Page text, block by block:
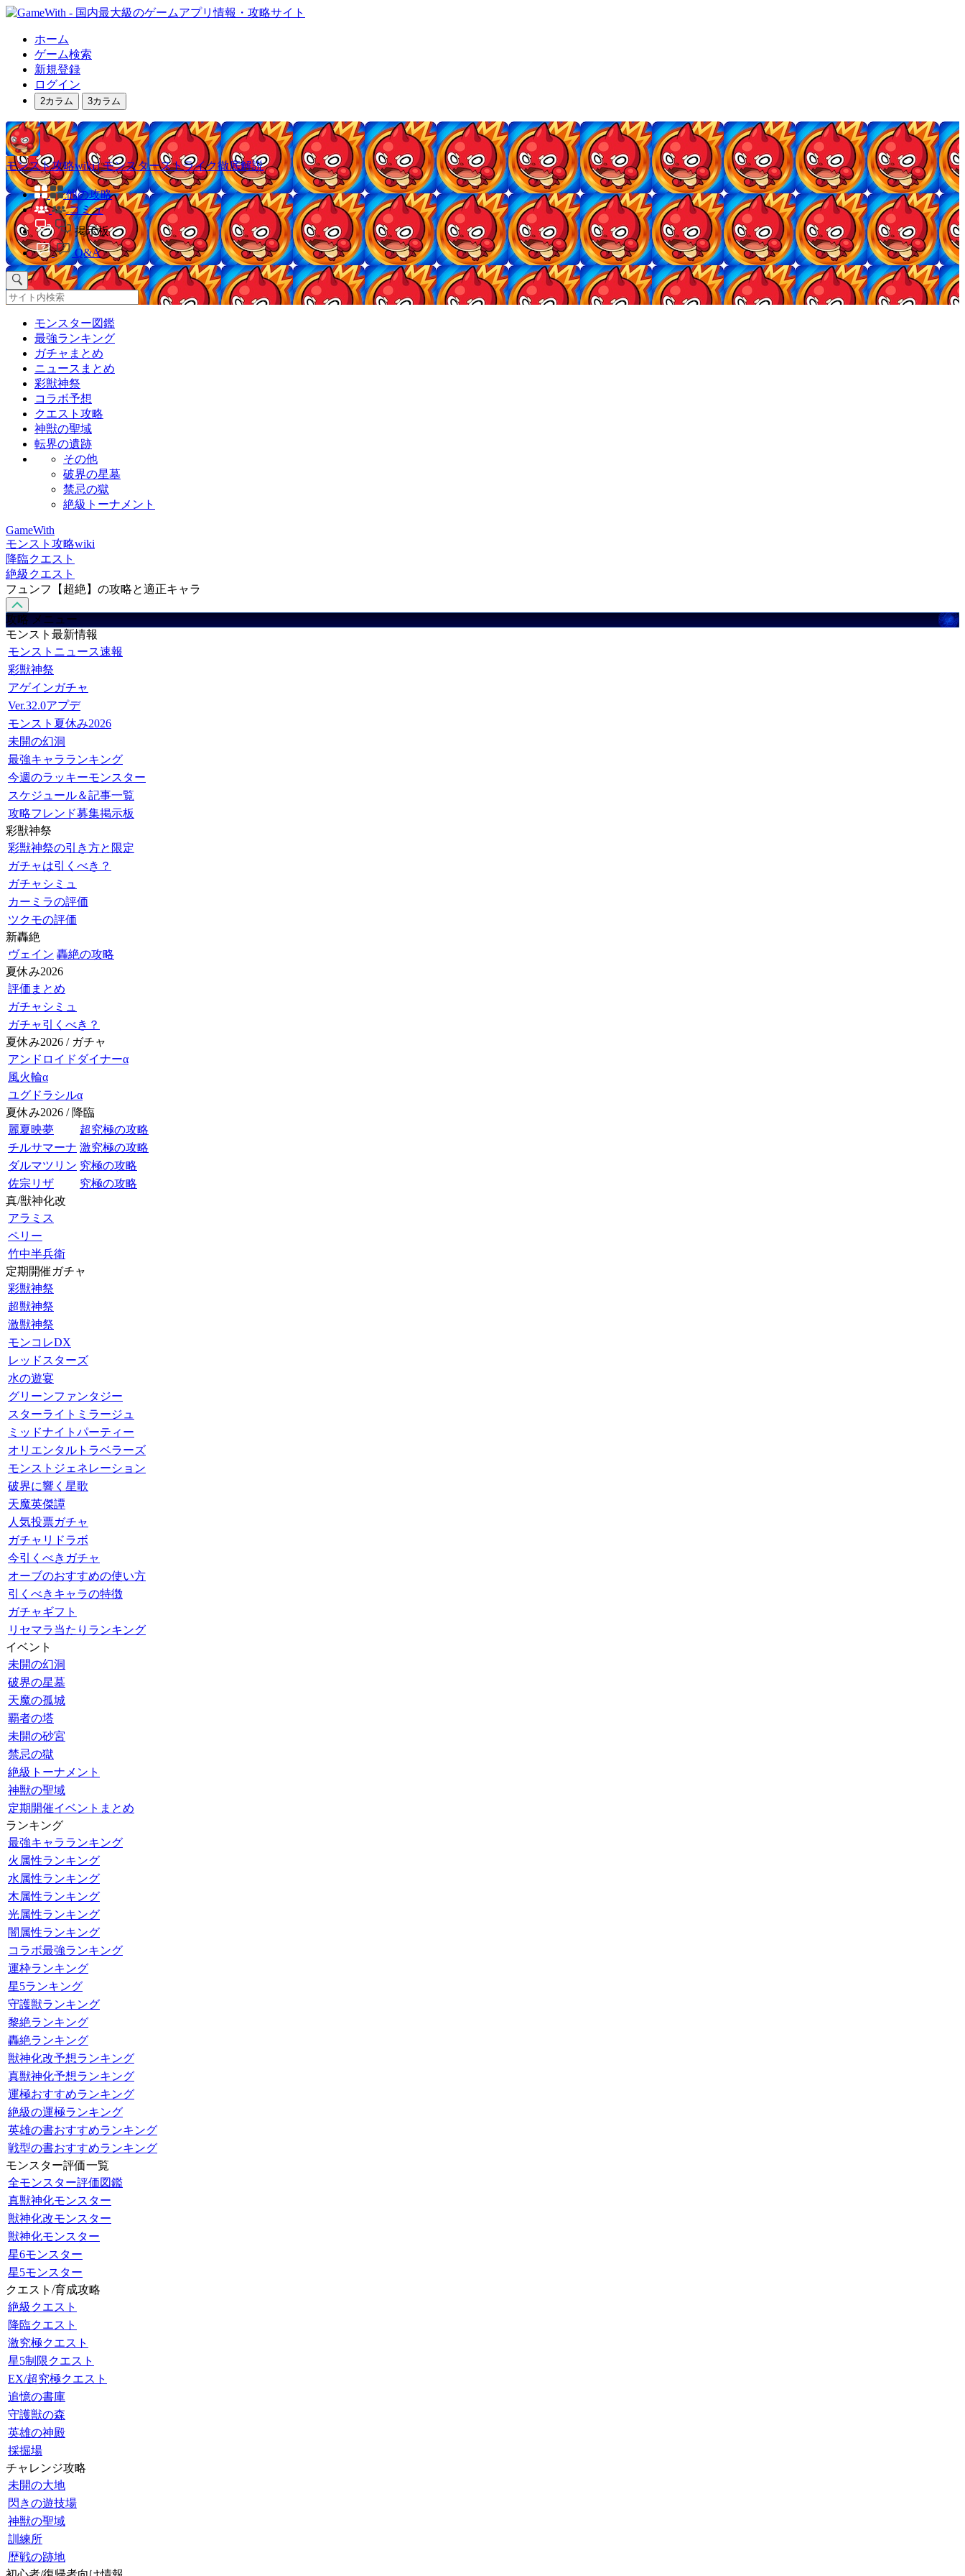
ホーム
ゲーム検索
新規登録
ログイン
2カラム 3カラム
モンスト攻略wiki | モンスターストライク徹底解説
他の攻略
コミュ
掲示板
Q&A
モンスター図鑑
最強ランキング
ガチャまとめ
ニュースまとめ
彩獣神祭
コラボ予想
クエスト攻略
神獣の聖域
転界の遺跡
その他
破界の星墓
禁忌の獄
絶級トーナメント
GameWith
モンスト攻略wiki
降臨クエスト
絶級クエスト
フュンフ【超絶】の攻略と適正キャラ
攻略 メニュー
モンスト最新情報
モンストニュース速報
彩獣神祭
アゲインガチャ
Ver.32.0アプデ
モンスト夏休み2026
未開の幻洞
最強キャラランキング
今週のラッキーモンスター
スケジュール＆記事一覧
攻略フレンド募集掲示板
彩獣神祭
彩獣神祭の引き方と限定
ガチャは引くべき？
ガチャシミュ
カーミラの評価
ツクモの評価
新轟絶
ヴェイン 轟絶の攻略
夏休み2026
評価まとめ
ガチャシミュ
ガチャ引くべき？
夏休み2026 / ガチャ
アンドロイドダイナーα
風火輪α
ユグドラシルα
夏休み2026 / 降臨
麗夏映夢
超究極の攻略
チルサマーナ 激究極の攻略
ダルマツリン 究極の攻略
佐宗リザ
究極の攻略
真/獣神化改
アラミス
ペリー
竹中半兵衛
定期開催ガチャ
彩獣神祭
超獣神祭
激獣神祭
モンコレDX
レッドスターズ
水の遊宴
グリーンファンタジー
スターライトミラージュ
ミッドナイトパーティー
オリエンタルトラベラーズ
モンストジェネレーション
破界に響く星歌
天魔英傑譚
人気投票ガチャ
ガチャリドラボ
今引くべきガチャ
オーブのおすすめの使い方
引くべきキャラの特徴
ガチャギフト
リセマラ当たりランキング
イベント
未開の幻洞
破界の星墓
天魔の孤城
覇者の塔
未開の砂宮
禁忌の獄
絶級トーナメント
神獣の聖域
定期開催イベントまとめ
ランキング
最強キャラランキング
火属性ランキング
水属性ランキング
木属性ランキング
光属性ランキング
闇属性ランキング
コラボ最強ランキング
運枠ランキング
星5ランキング
守護獣ランキング
黎絶ランキング
轟絶ランキング
獣神化改予想ランキング
真獣神化予想ランキング
運極おすすめランキング
絶級の運極ランキング
英雄の書おすすめランキング
戦型の書おすすめランキング
モンスター評価一覧
全モンスター評価図鑑
真獣神化モンスター
獣神化改モンスター
獣神化モンスター
星6モンスター
星5モンスター
クエスト/育成攻略
絶級クエスト
降臨クエスト
激究極クエスト
星5制限クエスト
EX/超究極クエスト
追憶の書庫
守護獣の森
英雄の神殿
採掘場
チャレンジ攻略
未開の大地
閃きの遊技場
神獣の聖域
訓練所
歴戦の跡地